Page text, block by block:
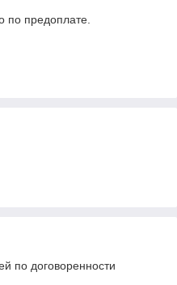
по предоплате.
по договоренности